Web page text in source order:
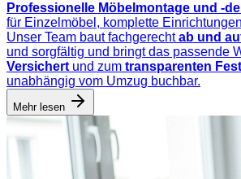
Professionelle Möbelmontage und -
für Einzelmöbel, komplette
Unser Team baut fachgerechtab und
und sorgfältig und bringt das passende
Versichert und zum transparenten
unabhängig vom Umzug buchbar.
Mehr lesen